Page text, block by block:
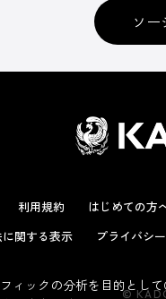
ソ
利用規約 はじめての方
関する表示
プライバシ
©
ックの分析を目的として